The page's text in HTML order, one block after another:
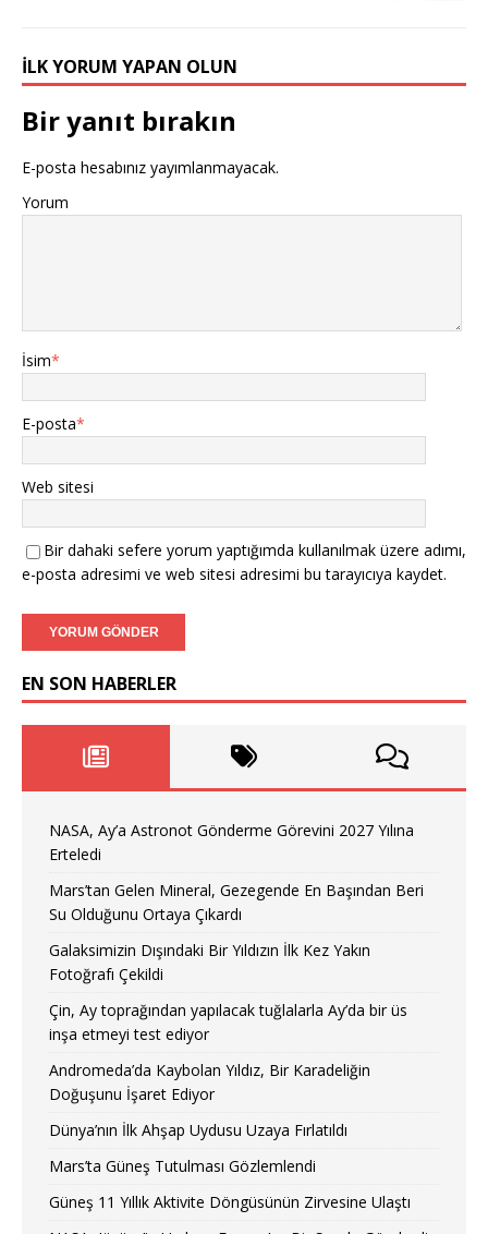
İLK YORUM YAPAN OLUN
Bir yanıt bırakın
E-posta hesabınız yayımlanmayacak.
Yorum
İsim*
E-posta*
Web sitesi
Bir dahaki sefere yorum yaptığımda kullanılmak üzere adımı,
e-posta adresimi ve web sitesi adresimi bu tarayıcıya kaydet.
EN SON HABERLER
NASA, Ay’a Astronot Gönderme Görevini 2027 Yılına
Erteledi
Mars’tan Gelen Mineral, Gezegende En Başından Beri
Su Olduğunu Ortaya Çıkardı
Galaksimizin Dışındaki Bir Yıldızın İlk Kez Yakın
Fotoğrafı Çekildi
Çin, Ay toprağından yapılacak tuğlalarla Ay’da bir üs
inşa etmeyi test ediyor
Andromeda’da Kaybolan Yıldız, Bir Karadeliğin
Doğuşunu İşaret Ediyor
Dünya’nın İlk Ahşap Uydusu Uzaya Fırlatıldı
Mars’ta Güneş Tutulması Gözlemlendi
Güneş 11 Yıllık Aktivite Döngüsünün Zirvesine Ulaştı